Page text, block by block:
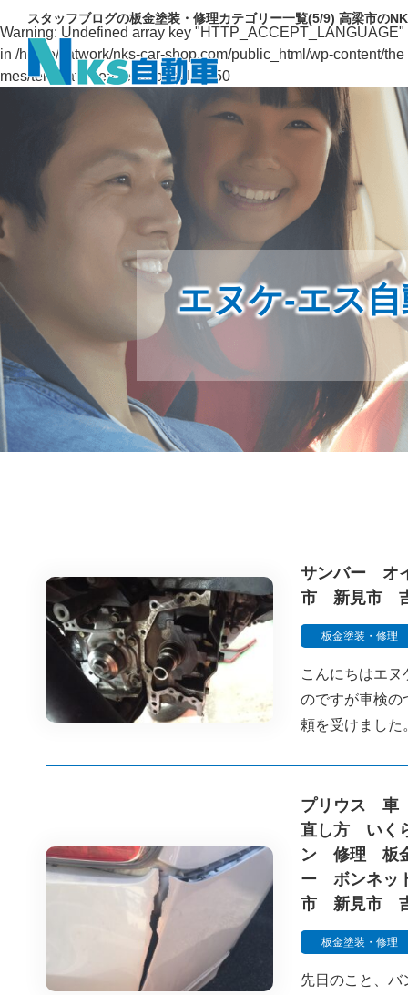
Warning: Undefined array key "HTTP_ACCEPT_LANGUAGE"
in /home/catwork/nks-car-shop.com/public_html/wp-content/the
mes/template/header.phpon line50
スタッフブログの板金塗装・修理カテゴリー一覧(5/9) 高梁市の
エヌケ-エス
サンバー オ
市 新見市
板金塗装・修理
こんにちはエ
のですが車検の
頼を受けまし
プリウス
直し方 いく
ン 修理 板
ー ボンネッ
市 新見市
板金塗装・修理
先日のこと、バ